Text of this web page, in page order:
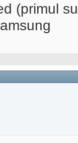
(primul